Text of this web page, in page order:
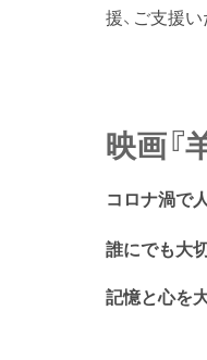
援、ご支援
映画『
コロナ渦で
誰にでも大
記憶と心を